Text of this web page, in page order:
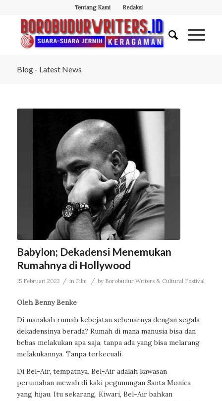
Tentang Kami Redaksi
Blog - Latest News
Babylon; Dekadensi Menemukan
Rumahnya di Hollywood
15 Februari 2023 / in Film / by Borobudur Writers & Cultural Festival
Oleh Benny Benke
Di manakah rumah kebejatan sebenarnya dengan segala
dekadensinya berada? Rumah di mana manusia bisa dan
bebas melakukan apa saja, tanpa ada yang bisa melarang
melakukannya. Tanpa terkecuali.
Di Bel-Air, tempatnya. Bel-Air adalah kawasan
perumahan mewah di kaki pegunungan Santa Monica
yang hijau. Itu sekarang. Kiwari, Bel-Air bahkan